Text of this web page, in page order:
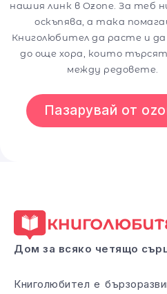
нашия линк в Ozone. За теб
оскъпява, а така
Книголюбител да расте и
до още хора, които търсят
между редовете.
Пазарувай от
Дом за всяко четящо
Книголюбител е